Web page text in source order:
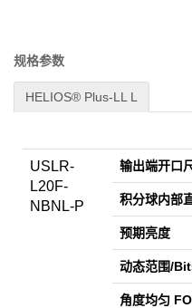
规格参数
HELIOS® Plus-LL L
USLR-
L20F-
NBNL-P
输出端开口
积分球内部
预期亮度
动态范围/
角度均匀